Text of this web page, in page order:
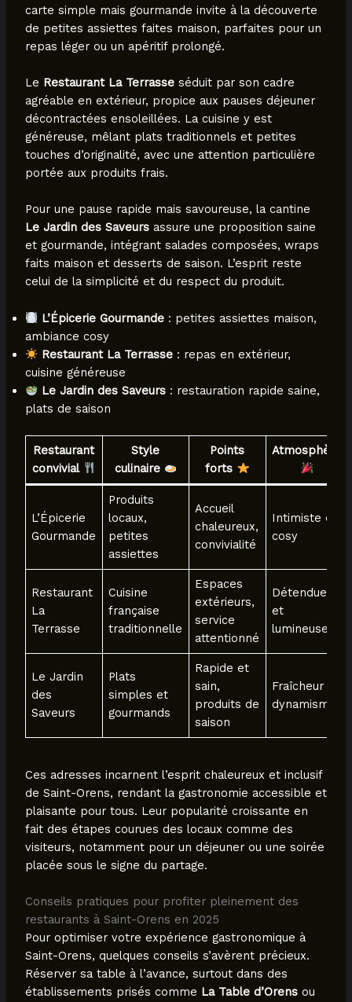
carte simple mais gourmande invite à la découverte
de petites assiettes faites maison, parfaites pour un
repas léger ou un apéritif prolongé.
Le Restaurant La Terrasseséduit par son cadre
agréable en extérieur, propice aux pauses déjeuner
décontractées ensoleillées. La cuisine y est
généreuse, mêlant plats traditionnels et petites
touches d’originalité, avec une attention particulière
portée aux produits frais.
Pour une pause rapide mais savoureuse, la cantine
Le Jardin des Saveursassure une proposition saine
et gourmande, intégrant salades composées, wraps
faits maison et desserts de saison. L’esprit reste
celui de la simplicité et du respect du produit.
L’Épicerie Gourmande : petites assiettes maison,
ambiance cosy
Restaurant La Terrasse : repas en extérieur,
cuisine généreuse
Le Jardin des Saveurs : restauration rapide saine,
plats de saison
Restaurant
convivial
Style
culinaire
Points
forts
Atmosphère
L’Épicerie
Gourmande
Produits
locaux,
petites
assiettes
Accueil
chaleureux,
convivialité
Intimiste et
cosy
Restaurant
La
Terrasse
Cuisine
française
traditionnelle
Espaces
extérieurs,
service
attentionné
Détendue
et
lumineuse
Le Jardin
des
Saveurs
Plats
simples et
gourmands
Rapide et
sain,
produits de
saison
Fraîcheur et
dynamisme
Ces adresses incarnent l’esprit chaleureux et inclusif
de Saint-Orens, rendant la gastronomie accessible et
plaisante pour tous. Leur popularité croissante en
fait des étapes courues des locaux comme des
visiteurs, notamment pour un déjeuner ou une soirée
placée sous le signe du partage.
Conseils pratiques pour profiter pleinement des
restaurants à Saint-Orens en 2025
Pour optimiser votre expérience gastronomique à
Saint-Orens, quelques conseils s’avèrent précieux.
Réserver sa table à l’avance, surtout dans des
établissements prisés comme La Table d’Orensou